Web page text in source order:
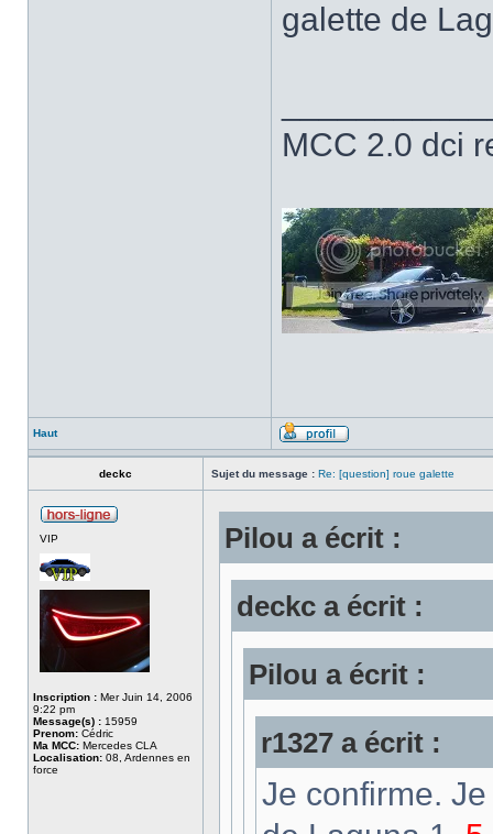
galette de
MCC 2.0 dci
Haut
deckc Sujet du message : Re: [question] roue galette
VIP
Inscription : Mer Juin 14, 2006
9:22 pm
Message(s) : 15959
Prenom: Cédric
Ma MCC: Mercedes CLA
Localisation: 08, Ardennes en
force
Pilou a écrit :
deckc a écrit :
Pilou a écrit :
r1327 a écrit :
Je confirme.